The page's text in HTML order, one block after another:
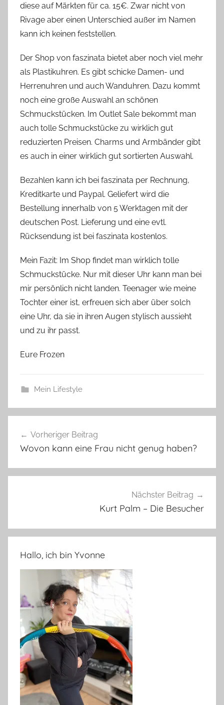
diese auf Märkten für ca. 15€. Zwar nicht von
Rivage aber einen Unterschied außer im Namen
kann ich keinen feststellen.
Der Shop von faszinata bietet aber noch viel mehr
als Plastikuhren. Es gibt schicke Damen- und
Herrenuhren und auch Wanduhren. Dazu kommt
noch eine große Auswahl an schönen
Schmuckstücken. Im Outlet Sale bekommt man
auch tolle Schmuckstücke zu wirklich gut
reduzierten Preisen. Charms und Armbänder gibt
es auch in einer wirklich gut sortierten Auswahl.
Bezahlen kann ich bei faszinata per Rechnung,
Kreditkarte und Paypal. Geliefert wird die
Bestellung innerhalb von 5 Werktagen mit der
deutschen Post. Lieferung und eine evtl.
Rücksendung ist bei faszinata kostenlos.
Mein Fazit: Im Shop findet man wirklich tolle
Schmuckstücke. Nur mit dieser Uhr kann man bei
mir persönlich nicht landen. Teenager wie meine
Tochter einer ist, erfreuen sich aber über solch
eine Uhr, da sie in ihren Augen stylisch aussieht
und zu ihr passt.
Eure Frozen
Mein Lifestyle
Vorheriger Beitrag
Wovon kann eine Frau nicht genug haben?
Nächster Beitrag
Kurt Palm – Die Besucher
Hallo, ich bin Yvonne